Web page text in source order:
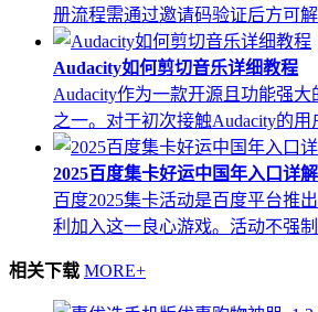
册流程需通过邀请码验证后方可
Audacity如何剪切音乐详细教程
Audacity作为一款开源且功能强
之一。对于初次接触Audacity的
2025百度集卡好运中国年入口详解
百度2025集卡活动是百度平台推
利加入这一良心游戏。活动不强
相关下载 MORE+